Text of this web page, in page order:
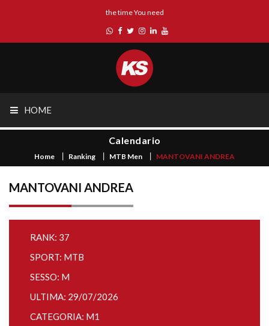
the time You need
HOME
Calendario
Home Ranking MTB Men MANTOVANI ANDREA
MANTOVANI ANDREA
RANK: 37
SPORT: MTB
SESSO: M
ULTIMA: 29/07/2026
CATEGORIA: M1